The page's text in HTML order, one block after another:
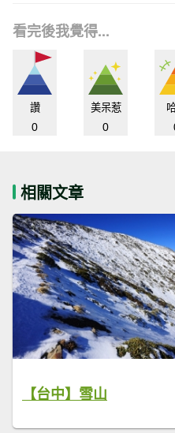
看完後我覺得...
讚
0
美呆惹
0
相關文章
【台中】雪山